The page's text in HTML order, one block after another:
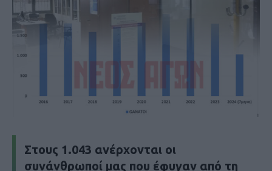
Στους 1.043 ανέρχονται οι
συνάνθρωποί μας που έφυγαν από τη